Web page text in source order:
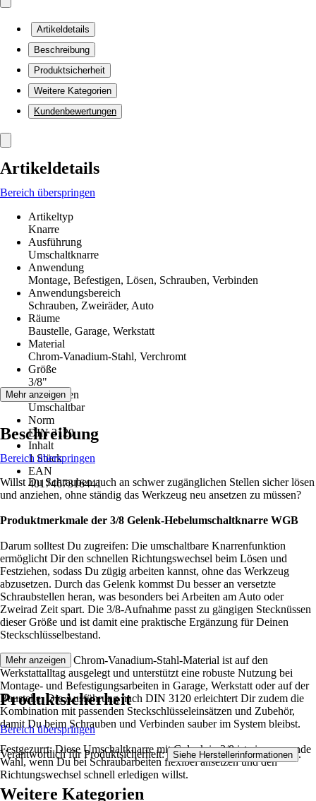
Artikeldetails
Beschreibung
Produktsicherheit
Weitere Kategorien
Kundenbewertungen
Artikeldetails
Bereich überspringen
Artikeltyp
Knarre
Ausführung
Umschaltknarre
Anwendung
Montage, Befestigen, Lösen, Schrauben, Verbinden
Anwendungsbereich
Schrauben, Zweiräder, Auto
Räume
Baustelle, Garage, Werkstatt
Material
Chrom-Vanadium-Stahl, Verchromt
Größe
3/8"
Funktionen
Umschaltbar
Norm
DIN 3120
Inhalt
1 Stück
EAN
4017467316441
Mehr anzeigen
Beschreibung
Bereich überspringen
Willst Du Schrauben auch an schwer zugänglichen Stellen sicher lösen
und anziehen, ohne ständig das Werkzeug neu ansetzen zu müssen?
Produktmerkmale der 3/8 Gelenk-Hebelumschaltknarre WGB
Darum solltest Du zugreifen: Die umschaltbare Knarrenfunktion
ermöglicht Dir den schnellen Richtungswechsel beim Lösen und
Festziehen, sodass Du zügig arbeiten kannst, ohne das Werkzeug
abzusetzen. Durch das Gelenk kommst Du besser an versetzte
Schraubstellen heran, was besonders bei Arbeiten am Auto oder
Zweirad Zeit spart. Die 3/8-Aufnahme passt zu gängigen Stecknüssen
dieser Größe und ist damit eine praktische Ergänzung für Deinen
Steckschlüsselbestand.
Das verchromte Chrom-Vanadium-Stahl-Material ist auf den
Werkstattalltag ausgelegt und unterstützt eine robuste Nutzung bei
Montage- und Befestigungsarbeiten in Garage, Werkstatt oder auf der
Baustelle. Die Ausführung nach DIN 3120 erleichtert Dir zudem die
Kombination mit passenden Steckschlüsseleinsätzen und Zubehör,
damit Du beim Schrauben und Verbinden sauber im System bleibst.
Festgezurrt: Diese Umschaltknarre mit Gelenk in 3/8 ist eine passende
Wahl, wenn Du bei Schraubarbeiten flexibel ansetzen und den
Richtungswechsel schnell erledigen willst.
Mehr anzeigen
Produktsicherheit
Bereich überspringen
Verantwortlich für Produktsicherheit: Siehe Herstellerinformationen .
Weitere Kategorien